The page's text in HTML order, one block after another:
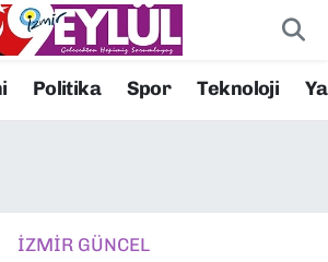
Politika Spor Teknoloji
İZMİR GÜNCEL
Eczaneler
Durumu ve Fikstür